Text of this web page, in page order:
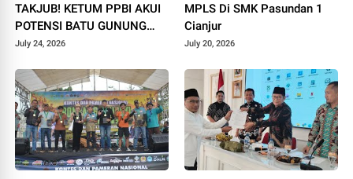
TAKJUB! KETUM PPBI AKUI
POTENSI BATU GUNUNG
PADANG
July 24, 2026
MPLS Di SMK Pasundan 1
Cianjur
July 20, 2026